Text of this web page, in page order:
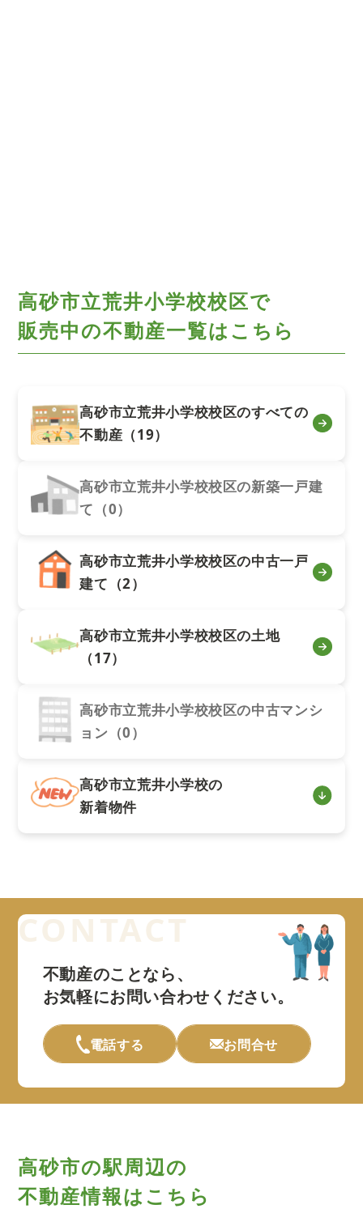
高砂市立荒井小学校校区で
販売中の不動産一覧はこちら
高砂市立荒井小学校校区のすべての
不動産（19）
高砂市立荒井小学校校区の新築一戸建
て（0）
高砂市立荒井小学校校区の中古一戸
建て（2）
高砂市立荒井小学校校区の土地
（17）
高砂市立荒井小学校校区の中古マンシ
ョン（0）
高砂市立荒井小学校の
新着物件
不動産のことなら、
お気軽にお問い合わせください。
電話する お問合せ
高砂市の駅周辺の
不動産情報はこちら